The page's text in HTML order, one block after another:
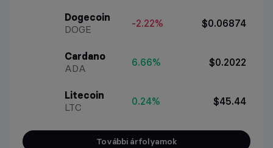
Dogecoin
DOGE
-2.22% $0.06874
Cardano
ADA
6.66% $0.2022
Litecoin
LTC
0.24% $45.44
További árfolyamok